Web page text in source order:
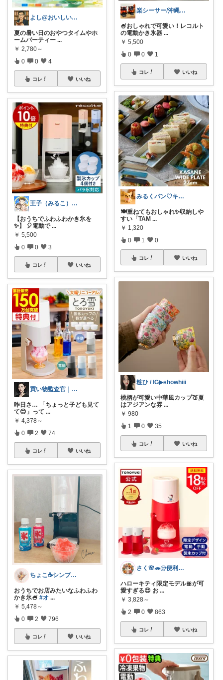
よし@おいしいもの大好き
夏の暑い日のおやつタイムやホ
ームパーティー ...
￥ 2,780～
0 0 4
コレ いいね
王子（みるこ）👑便利グッズ×QOL向上
【おうちでふわふわかき氷を
✨】 🎈電動で ...
￥ 5,500
0 0 3
コレ いいね
買い物監査官｜損する商品、排除します
昨日さ… 「ちょっと子ども見て
て😊」って ...
￥ 4,378～
0 2 74
コレ いいね
ちょこ☕️シンプルで快適な暮らし🌱
おうちでお店みたいなふわふわ
かき氷🍧 #オ ...
￥ 5,478～
0 2 796
コレ いいね
楽シーサー/沖縄好きのおすすめROOM
🍧おしゃれで可愛い！レコルト
の電動かき氷器 ...
￥ 5,500
0 0 1
コレ いいね
みるくパン♡キッチンルーム
🍽️重ねてもおしゃれ✨収納しや
すい「TAM ...
￥ 1,320
0 1 0
コレ いいね
粧ひ / IG▶showhiii
桃柄が可愛い中華風カップ🍑夏
はアジアンな雰 ...
￥ 980
1 0 35
コレ いいね
さく🌸🦔@便利でかわいいを探す旅
ハローキティ限定モデル🎀が可
愛すぎる😍 お ...
￥ 3,828～
2 0 863
コレ いいね